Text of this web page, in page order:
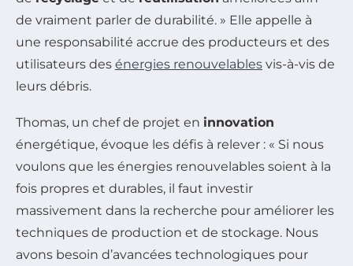
de vraiment parler de durabilité. » Elle appelle à
une responsabilité accrue des producteurs et des
utilisateurs des énergies renouvelables vis-à-vis de
leurs débris.
Thomas, un chef de projet en innovation
énergétique, évoque les défis à relever : « Si nous
voulons que les énergies renouvelables soient à la
fois propres et durables, il faut investir
massivement dans la recherche pour améliorer les
techniques de production et de stockage. Nous
avons besoin d’avancées technologiques pour